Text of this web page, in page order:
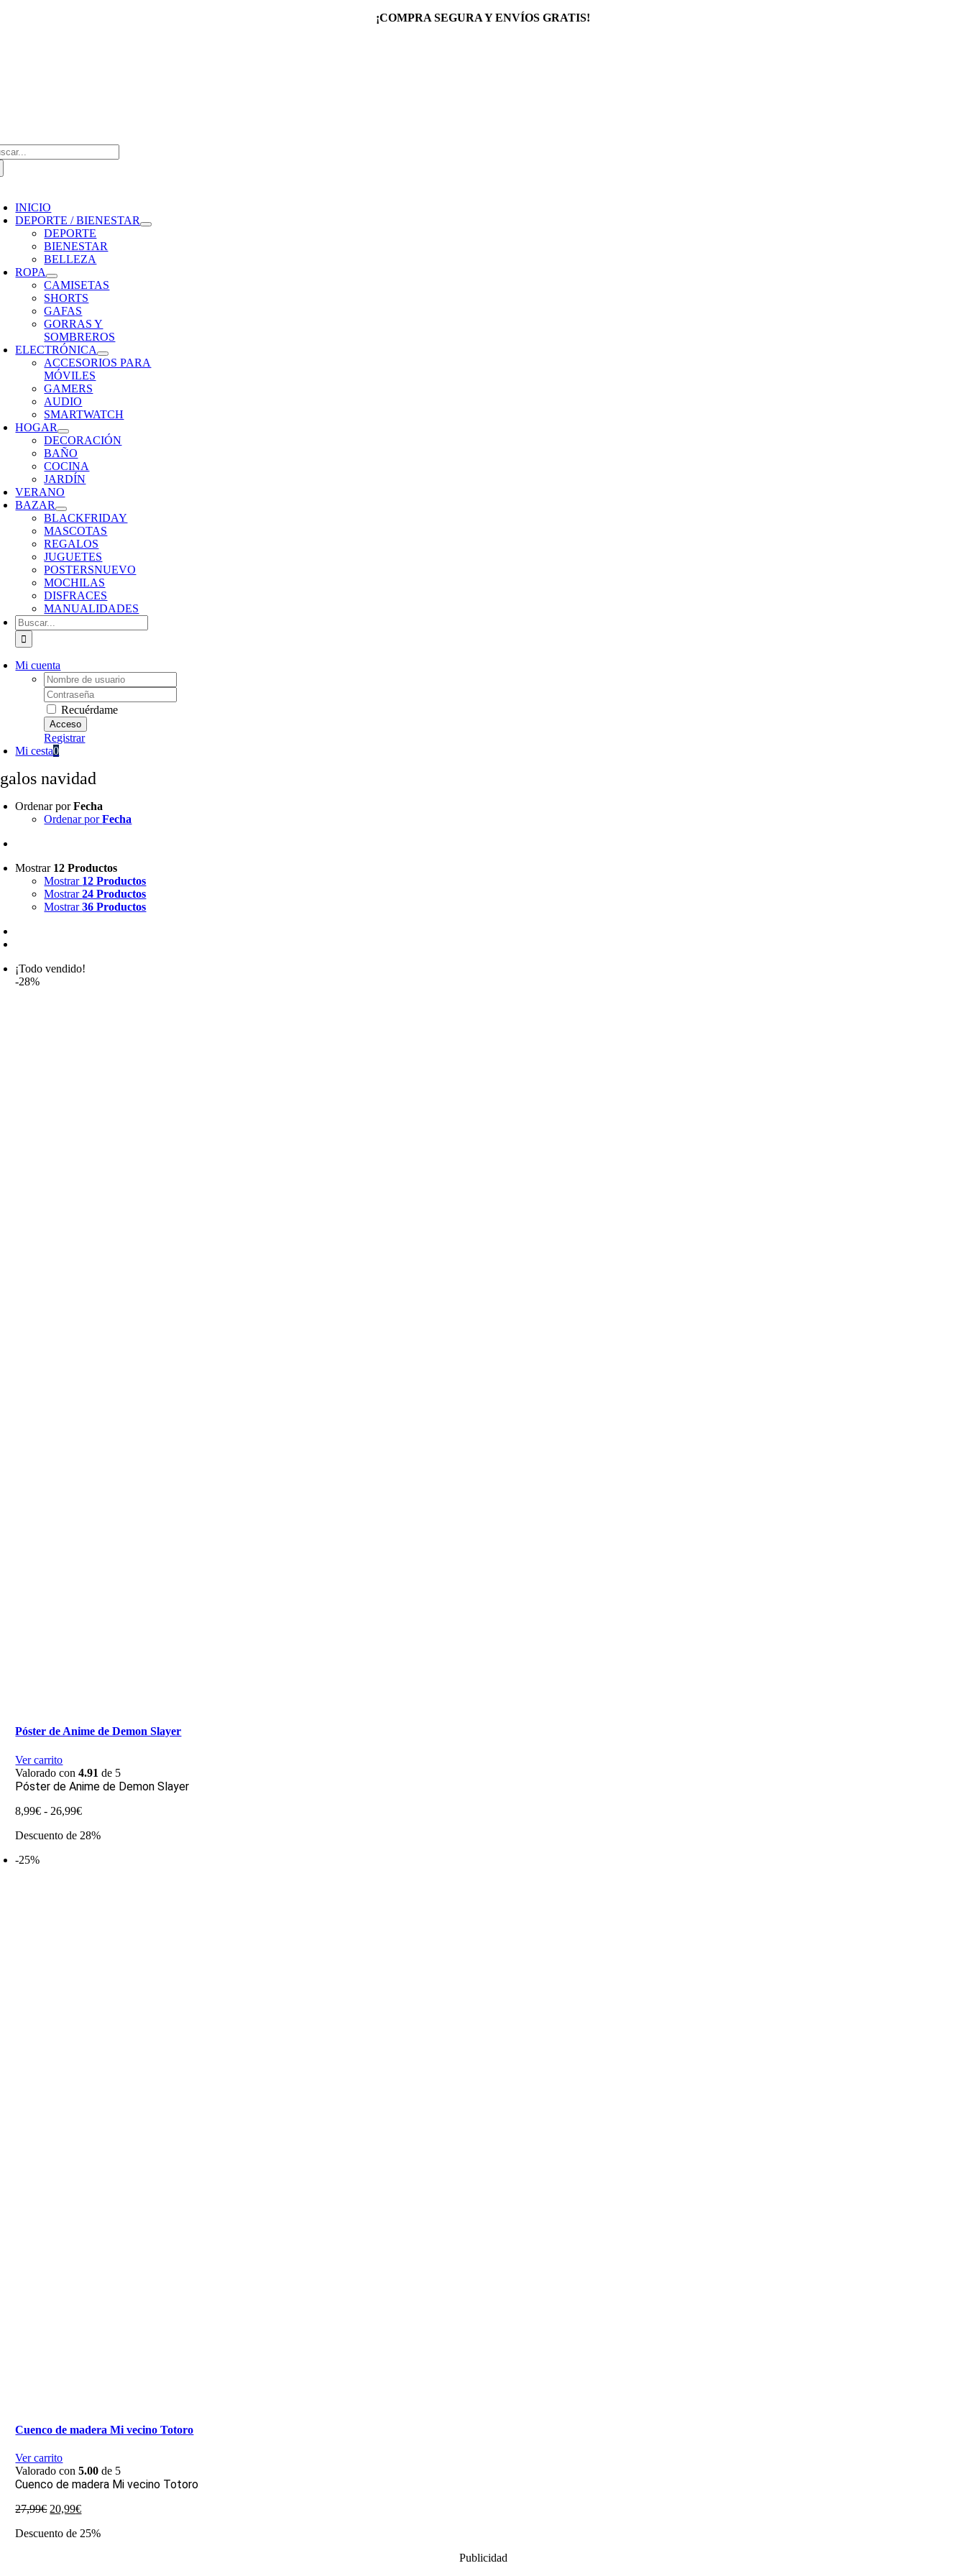
¡COMPRA SEGURA Y ENVÍOS GRATIS!
INICIO
DEPORTE / BIENESTAR
DEPORTE
BIENESTAR
BELLEZA
ROPA
CAMISETAS
SHORTS
GAFAS
GORRAS Y
SOMBREROS
ELECTRÓNICA
ACCESORIOS PARA
MÓVILES
GAMERS
AUDIO
SMARTWATCH
HOGAR
DECORACIÓN
BAÑO
COCINA
JARDÍN
VERANO
BAZAR
BLACKFRIDAY
MASCOTAS
REGALOS
JUGUETES
POSTERSNUEVO
MOCHILAS
DISFRACES
MANUALIDADES
Buscar:
Mi cuenta
Username:
Password:
Recuérdame
Registrar
Mi cesta0
navidad
Ordenar porFecha
Ordenar porFecha
Mostrar 12 Productos
Mostrar 12 Productos
Mostrar24 Productos
Mostrar36 Productos
¡Todo vendido!
-28%
Póster de Anime de Demon Slayer
Ver carrito
Valorado con4.91 de 5
Póster de Anime de Demon Slayer
8,99€ - 26,99€Rango
precios:
Descuento de 28%
-25%
Cuenco de madera Mi vecino Totoro
Ver carrito
Valorado con5.00 de 5
Cuenco de madera Mi vecino Totoro
27,99€ El
original
20,99€El
actual
Descuento de 25%
Publicidad